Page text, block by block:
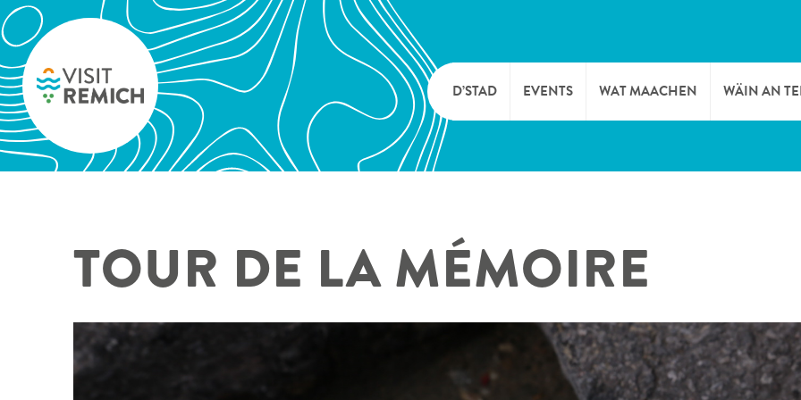
Skip to main content
D’STAD
SYNDICAT D’INITIATIVE
OFFICE RÉGIONAL DU
TOURISME
EVENTS WAT MAACHEN
NATUR
MÄERT
SUMMER DAYS
WÄIN AN
TOUR DE LA MÉMOIRE